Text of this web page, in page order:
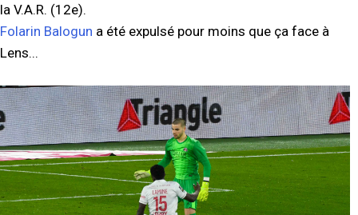
la V.A.R. (12e).
Folarin Balogun a été expulsé pour moins que ça face à
Lens...